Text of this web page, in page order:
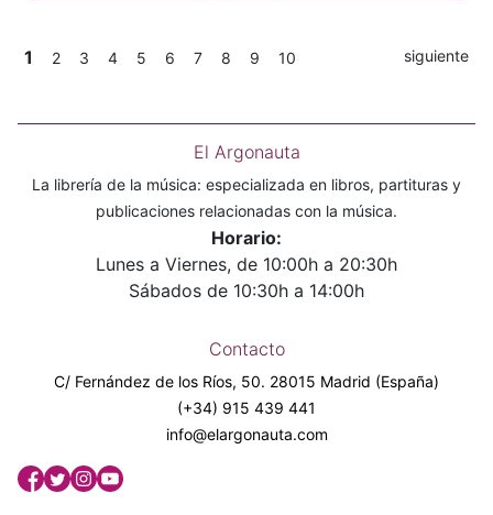
1 2 3 4 5 6 7 8 9 10 siguiente
El Argonauta
La librería de la música: especializada en libros, partituras y
publicaciones relacionadas con la música.
Horario:
Lunes a Viernes, de 10:00h a 20:30h
Sábados de 10:30h a 14:00h
Contacto
C/ Fernández de los Ríos, 50. 28015 Madrid (España)
(+34) 915 439 441
info@elargonauta.com